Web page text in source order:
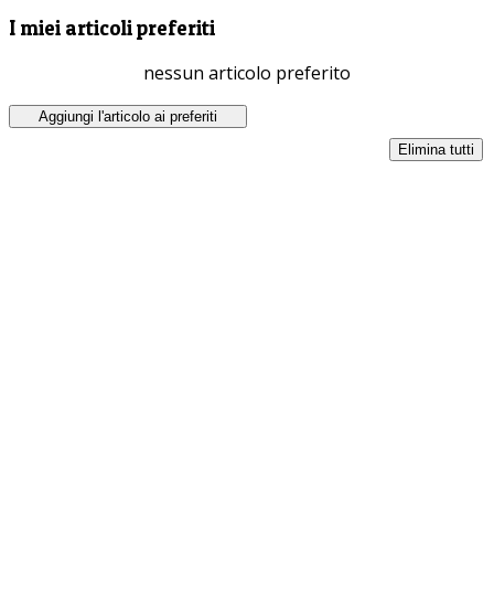
I miei articoli preferiti
nessun articolo preferito